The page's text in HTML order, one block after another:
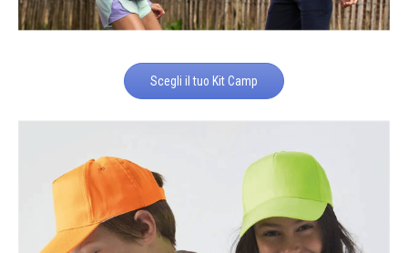
Scegli il tuo Kit Camp